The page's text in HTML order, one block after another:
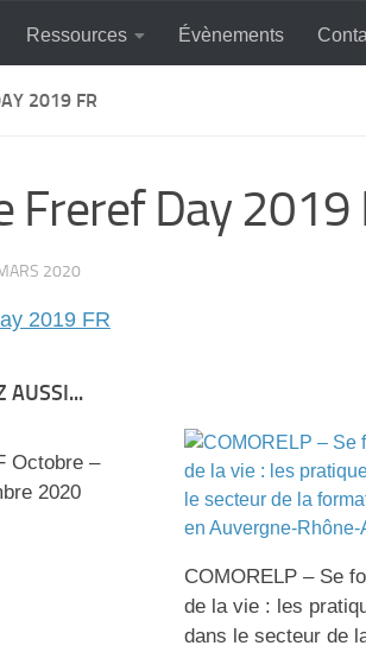
Ressources Évènements
2019 FR
Freref Day 2019
2020
2019 FR
AUSSI...
Octobre –
2020
COMORELP – Se
de la vie : les
dans le secteur de